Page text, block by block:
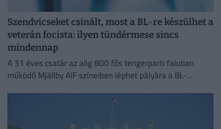
Szendvicseket csinált, most a BL-re készülhet a
veterán focista: ilyen tündérmese sincs
mindennap
A 31 éves csatár az alig 800 fős tengerparti faluban
működő Mjällby AIF színeiben léphet pályára a BL-